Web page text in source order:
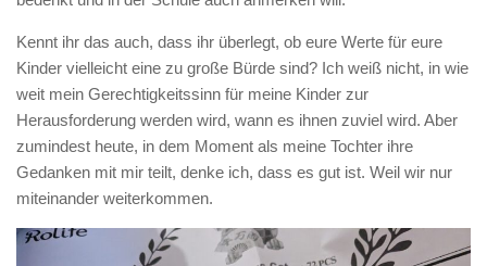
Kennt ihr das auch, dass ihr überlegt, ob eure Werte für eure
Kinder vielleicht eine zu große Bürde sind? Ich weiß nicht, in wie
weit mein Gerechtigkeitssinn für meine Kinder zur
Herausforderung werden wird, wann es ihnen zuviel wird. Aber
zumindest heute, in dem Moment als meine Tochter ihre
Gedanken mit mir teilt, denke ich, dass es gut ist. Weil wir nur
miteinander weiterkommen.